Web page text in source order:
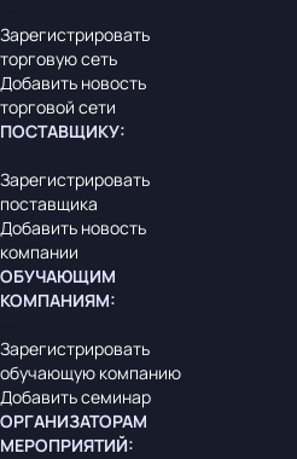
Зарегистрировать
торговую сеть
Добавить новость
торговой сети
ПОСТАВЩИКУ:
Зарегистрировать
поставщика
Добавить новость
компании
ОБУЧАЮЩИМ
КОМПАНИЯМ:
Зарегистрировать
обучающую компанию
Добавить семинар
ОРГАНИЗАТОРАМ
МЕРОПРИЯТИЙ: